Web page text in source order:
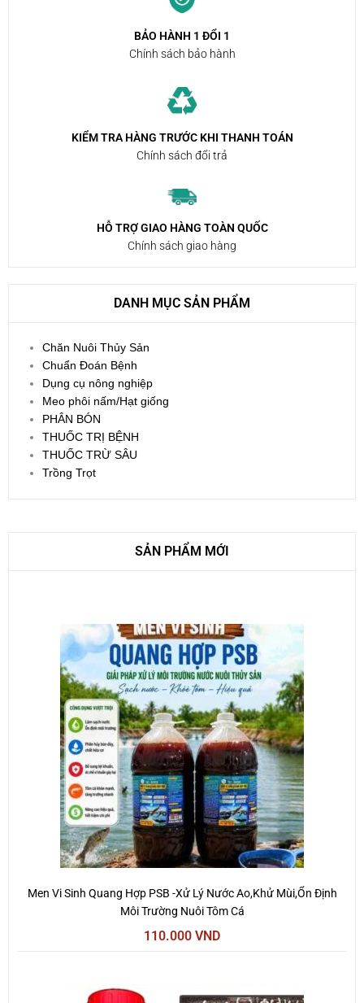
BẢO HÀNH 1 ĐỔI 1
Chính sách bảo hành
KIỂM TRA HÀNG TRƯỚC KHI THANH TOÁN
Chính sách đổi trả
HỖ TRỢ GIAO HÀNG TOÀN QUỐC
Chính sách giao hàng
DANH MỤC SẢN PHẨM
Chăn Nuôi Thủy Sản
Chuẩn Đoán Bệnh
Dụng cụ nông nghiệp
Meo phôi nấm/Hạt giống
PHÂN BÓN
THUỐC TRỊ BỆNH
THUỐC TRỪ SÂU
Trồng Trọt
SẢN PHẨM MỚI
Men Vi Sinh Quang Hợp PSB -Xử Lý Nước Ao,Khử Mùi,Ổn Định
Môi Trường Nuôi Tôm Cá
110.000 VND
Giá
Giá